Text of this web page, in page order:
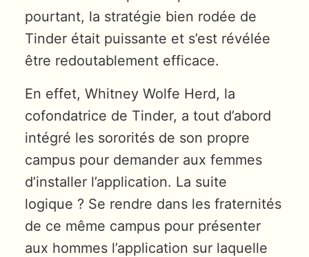
pourtant, la stratégie bien rodée de
Tinder était puissante et s’est révélée
être redoutablement efficace.
En effet, Whitney Wolfe Herd, la
cofondatrice de Tinder, a tout d’abord
intégré les sororités de son propre
campus pour demander aux femmes
d’installer l’application. La suite
logique ? Se rendre dans les fraternités
de ce même campus pour présenter
aux hommes l’application sur laquelle